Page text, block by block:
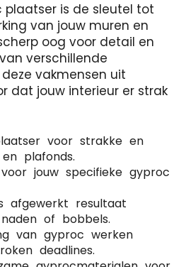
plaatser is de sleutel tot
van jouw muren en
oog voor detail en
verschillende
vakmensen uit
dat jouw interieur er strak
voor strakke en
plafonds.
jouw specifieke gyproc
afgewerkt resultaat
of bobbels.
van gyproc werken
deadlines.